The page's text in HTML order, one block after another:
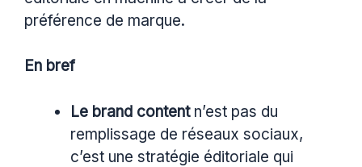
préférence de marque.
En bref
Le brand contentn’est pas du
remplissage de réseaux sociaux,
c’est une stratégie éditoriale qui